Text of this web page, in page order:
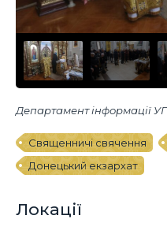
Департамент інформації
Священничі свячення
Донецький екзархат
Локації